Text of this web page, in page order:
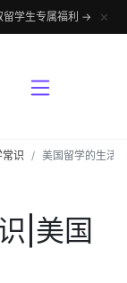
留学生专属福利 → ✕
识 美国留学的生活
|美国